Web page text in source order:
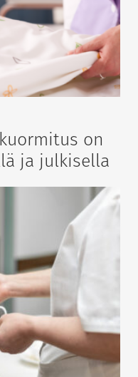
on
ja julkisella